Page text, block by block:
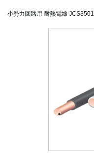
小勢力回路用 耐熱電線 JCS3501